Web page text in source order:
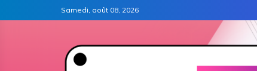
Samedi, août 08, 2026